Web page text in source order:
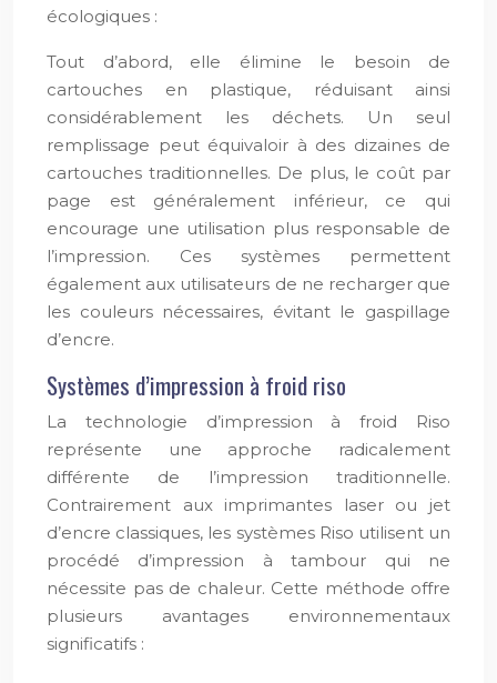
écologiques :
Tout d’abord, elle élimine le besoin de
cartouches en plastique, réduisant ainsi
considérablement les déchets. Un seul
remplissage peut équivaloir à des dizaines de
cartouches traditionnelles. De plus, le coût par
page est généralement inférieur, ce qui
encourage une utilisation plus responsable de
l’impression. Ces systèmes permettent
également aux utilisateurs de ne recharger que
les couleurs nécessaires, évitant le gaspillage
d’encre.
Systèmes d’impression à froid riso
La technologie d’impression à froid Riso
représente une approche radicalement
différente de l’impression traditionnelle.
Contrairement aux imprimantes laser ou jet
d’encre classiques, les systèmes Riso utilisent un
procédé d’impression à tambour qui ne
nécessite pas de chaleur. Cette méthode offre
plusieurs avantages environnementaux
significatifs :